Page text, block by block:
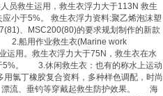
员救生运用， 救生衣浮力大于113N 救生
小于5%。 救生衣浮力资料:聚乙烯泡沫塑
、MSC200(80)的要求规划制作的新款
2.船用作业救生衣(Marine work
运用。 救生衣浮力大于75N， 救生衣在水
5%。 3.休闲救生衣 ：也有的称水上运动
氯丁橡胶复合资料，多种样色调配，时尚
漂流、垂钓等穿戴起救生防护效果。 海